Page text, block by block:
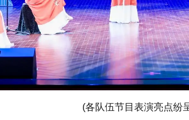
(各队伍节目表演亮点纷